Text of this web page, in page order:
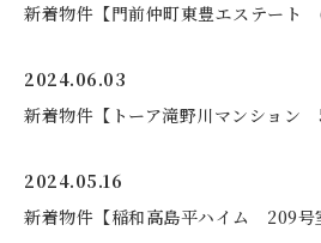
新着物件【門前仲町東豊エステート
2024.06.03
新着物件【トーア滝野川マンション
2024.05.16
新着物件【稲和高島平ハイム 209号